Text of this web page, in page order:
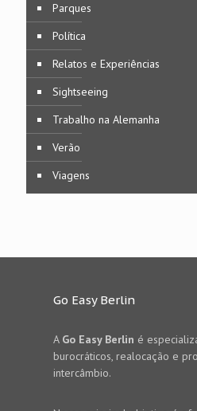
Parques
Política
Relatos e Experiências
Sightseeing
Trabalho na Alemanha
Verão
Viagens
Go Easy Berlin
A Go Easy Berlin é
burocráticos, realocação e
intercâmbio.